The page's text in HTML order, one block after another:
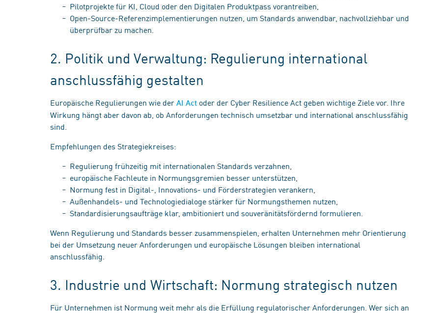
Pilotprojekte für KI, Cloud oder den Digitalen Produktpass vorantreiben,
Open-Source-Referenzimplementierungen nutzen, um Standards anwendbar, nachvollziehbar und
überprüfbar zu machen.
2. Politik und Verwaltung: Regulierung international
anschlussfähig gestalten
Europäische Regulierungen wie der AI Act oder der Cyber Resilience Act geben wichtige Ziele vor. Ihre
Wirkung hängt aber davon ab, ob Anforderungen technisch umsetzbar und international anschlussfähig
sind.
Empfehlungen des Strategiekreises:
Regulierung frühzeitig mit internationalen Standards verzahnen,
europäische Fachleute in Normungsgremien besser unterstützen,
Normung fest in Digital-, Innovations- und Förderstrategien verankern,
Außenhandels- und Technologiedialoge stärker für Normungsthemen nutzen,
Standardisierungsaufträge klar, ambitioniert und souveränitätsfördernd formulieren.
Wenn Regulierung und Standards besser zusammenspielen, erhalten Unternehmen mehr Orientierung
bei der Umsetzung neuer Anforderungen und europäische Lösungen bleiben international
anschlussfähig.
3. Industrie und Wirtschaft: Normung strategisch nutzen
Für Unternehmen ist Normung weit mehr als die Erfüllung regulatorischer Anforderungen. Wer sich an